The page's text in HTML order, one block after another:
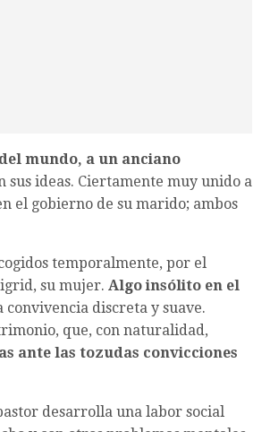
mundo, a un anciano
sus ideas. Ciertamente muy unido a
el gobierno de su marido; ambos
temporalmente, por el
su mujer. Algo insólito en el
convivencia discreta y suave.
que, con naturalidad,
ante las tozudas convicciones
desarrolla una labor social